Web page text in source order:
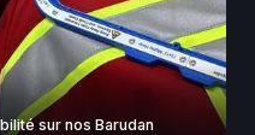
sur nos Barudan